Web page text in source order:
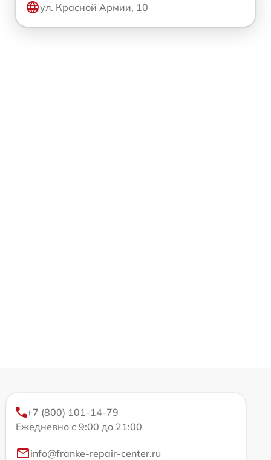
ул. Красной Армии, 10
+7 (800) 101-14-79
Ежедневно с 9:00 до 21:00
info@franke-repair-center.ru